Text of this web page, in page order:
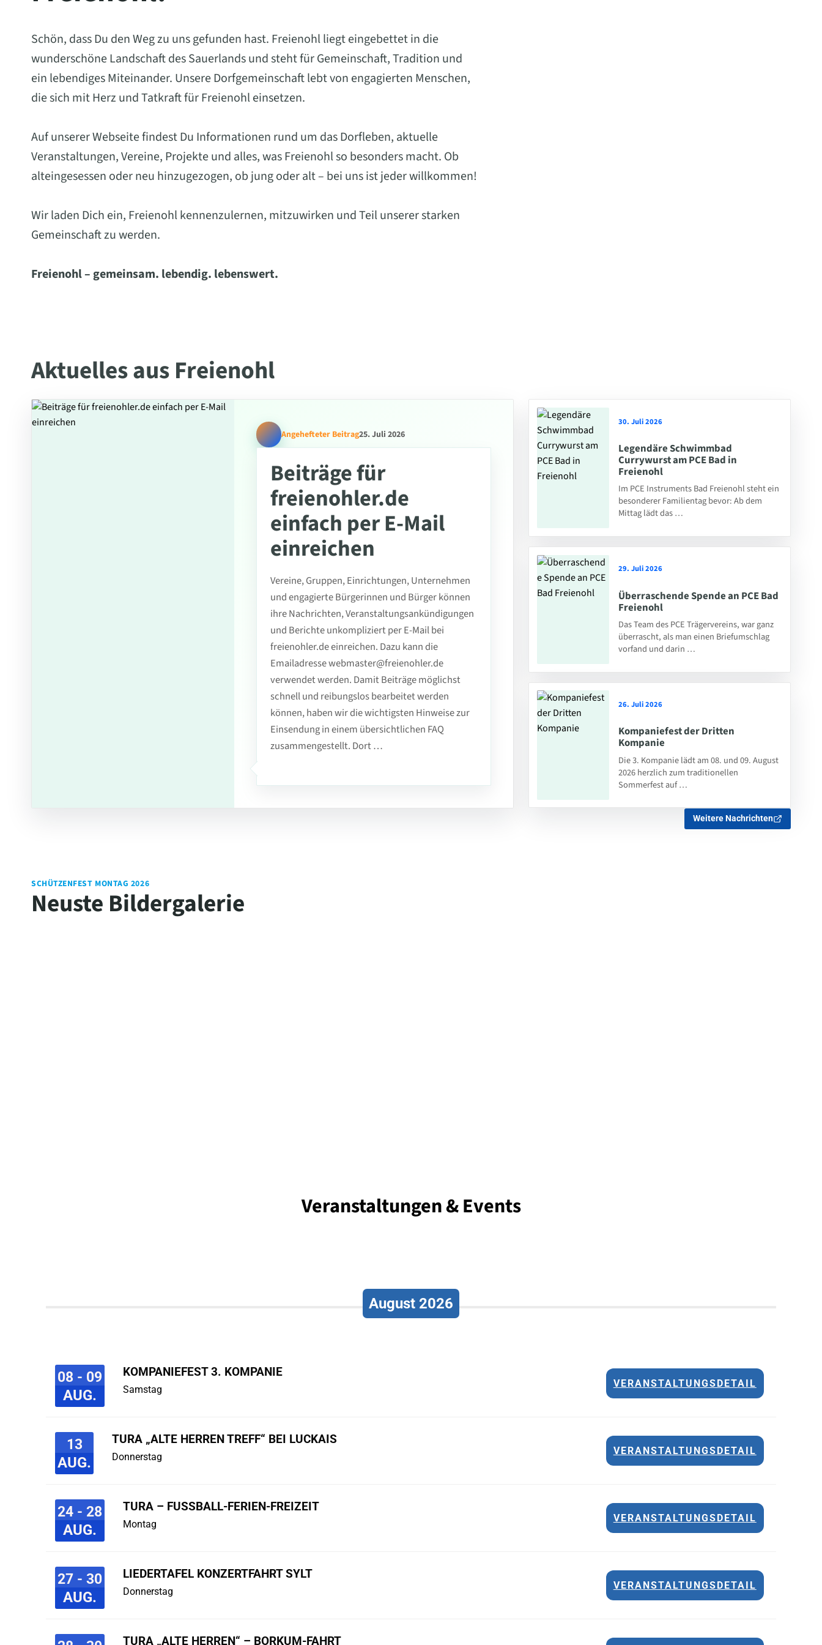
Schön, dass Du den Weg zu uns gefunden hast. Freienohl liegt eingebettet in die
wunderschöne Landschaft des Sauerlands und steht für Gemeinschaft, Tradition und
ein lebendiges Miteinander. Unsere Dorfgemeinschaft lebt von engagierten Menschen,
die sich mit Herz und Tatkraft für Freienohl einsetzen.
Auf unserer Webseite findest Du Informationen rund um das Dorfleben, aktuelle
Veranstaltungen, Vereine, Projekte und alles, was Freienohl so besonders macht. Ob
alteingesessen oder neu hinzugezogen, ob jung oder alt – bei uns ist jeder willkommen!
Wir laden Dich ein, Freienohl kennenzulernen, mitzuwirken und Teil unserer starken
Gemeinschaft zu werden.
Freienohl – gemeinsam. lebendig. lebenswert.
Aktuelles aus Freienohl
Angehefteter Beitrag25. Juli 2026
Beiträge für
freienohler.de
einfach per E-Mail
einreichen
Vereine, Gruppen, Einrichtungen, Unternehmen
und engagierte Bürgerinnen und Bürger können
ihre Nachrichten, Veranstaltungsankündigungen
und Berichte unkompliziert per E-Mail bei
freienohler.de einreichen. Dazu kann die
Emailadresse webmaster@freienohler.de
verwendet werden. Damit Beiträge möglichst
schnell und reibungslos bearbeitet werden
können, haben wir die wichtigsten Hinweise zur
Einsendung in einem übersichtlichen FAQ
zusammengestellt. Dort …
30. Juli 2026
Legendäre Schwimmbad
Currywurst am PCE Bad in
Freienohl
Im PCE Instruments Bad Freienohl steht ein
besonderer Familientag bevor: Ab dem
Mittag lädt das …
29. Juli 2026
Überraschende Spende an PCE Bad
Freienohl
Das Team des PCE Trägervereins, war ganz
überrascht, als man einen Briefumschlag
vorfand und darin …
26. Juli 2026
Kompaniefest der Dritten
Kompanie
Die 3. Kompanie lädt am 08. und 09. August
2026 herzlich zum traditionellen
Sommerfest auf …
Weitere Nachrichten
SCHÜTZENFEST MONTAG 2026
Neuste Bildergalerie
Veranstaltungen & Events
August 2026
08 - 09
AUG.
KOMPANIEFEST 3. KOMPANIE
Samstag
VERANSTALTUNGSDETAIL
13
AUG.
TURA „ALTE HERREN TREFF“ BEI LUCKAIS
Donnerstag
VERANSTALTUNGSDETAIL
24 - 28
AUG.
TURA – FUSSBALL-FERIEN-FREIZEIT
Montag
VERANSTALTUNGSDETAIL
27 - 30
AUG.
LIEDERTAFEL KONZERTFAHRT SYLT
Donnerstag
VERANSTALTUNGSDETAIL
TURA „ALTE HERREN“ – BORKUM-FAHRT